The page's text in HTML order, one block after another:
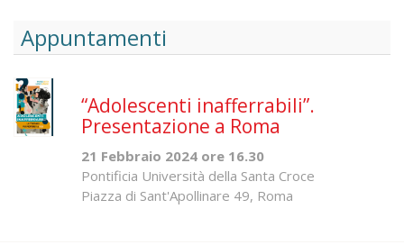
Appuntamenti
“Adolescenti inafferrabili”.
Presentazione a Roma
21 Febbraio 2024 ore 16.30
Pontificia Università della Santa Croce
Piazza di Sant'Apollinare 49, Roma